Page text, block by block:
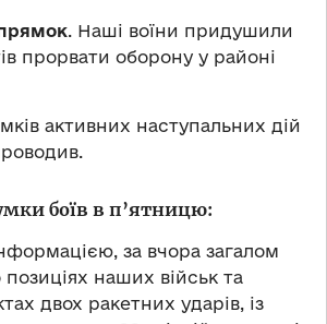
. Наші воїни придушили
прорвати оборону у районі
активних наступальних дій
боїв в п’ятницю:
за вчора загалом
позиціях наших військ та
двох ракетних ударів, із